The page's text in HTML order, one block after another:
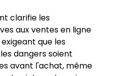
clarifie les
aux ventes en ligne
que les
dangers soient
avant l'achat, même